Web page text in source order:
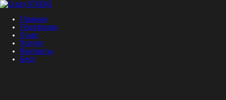
Главная
Портфолио
О нас
Услуги
Контакты
Блог